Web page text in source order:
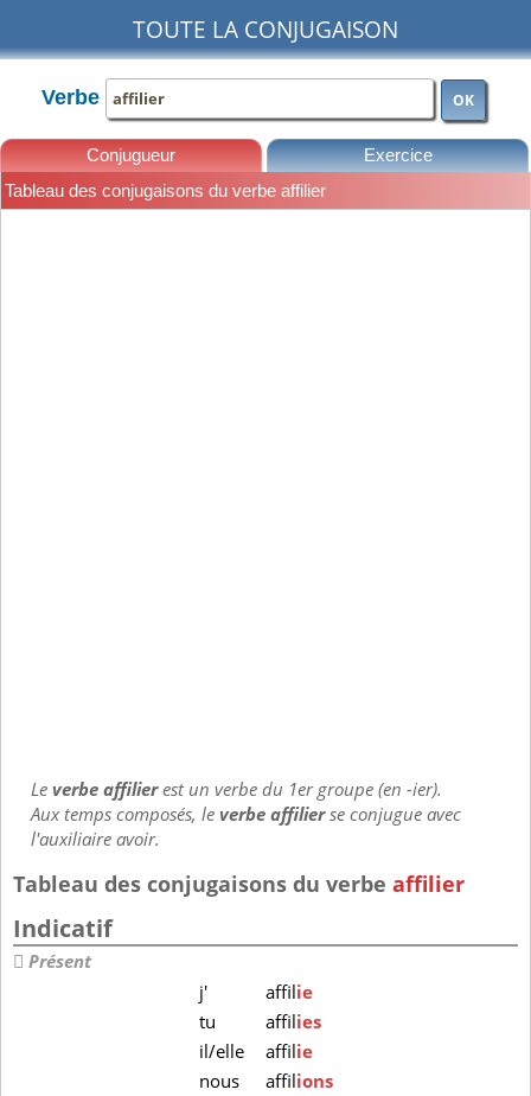
TOUTE LA CONJUGAISON
Verbe OK
Conjugueur Exercice
Tableau des conjugaisons du verbe affilier
Leverbe affilierest un verbe du 1er groupe (en -ier).
Aux temps composés, leverbe affilierse conjugue avec
l'auxiliaire avoir.
Tableau des conjugaisons du verbe affilier
Indicatif
Présent
j'
affilie
tu
affilies
il/elle
affilie
nous
affilions